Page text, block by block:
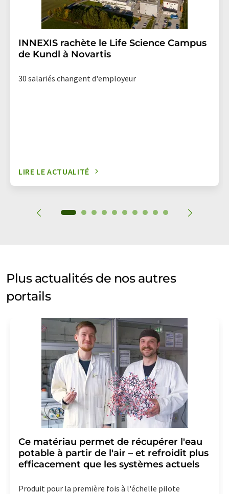
INNEXIS rachète le Life Science Campus
de Kundl à Novartis
30 salariés changent d'employeur
LIRE LE ACTUALITÉ
Plus actualités de nos autres
portails
Ce matériau permet de récupérer l'eau
potable à partir de l'air – et refroidit plus
efficacement que les systèmes actuels
Produit pour la première fois à l'échelle pilote